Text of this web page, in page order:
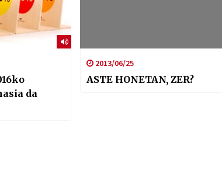
da
2013/06/25
ASTE HONETAN, ZER?